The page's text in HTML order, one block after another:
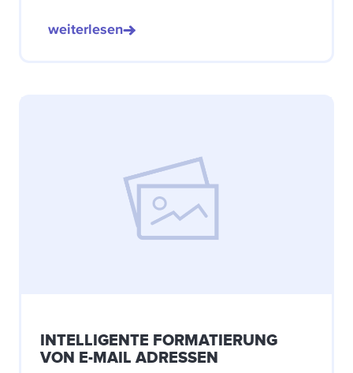
weiterlesen
INTELLIGENTE FORMATIERUNG
VON E-MAIL ADRESSEN